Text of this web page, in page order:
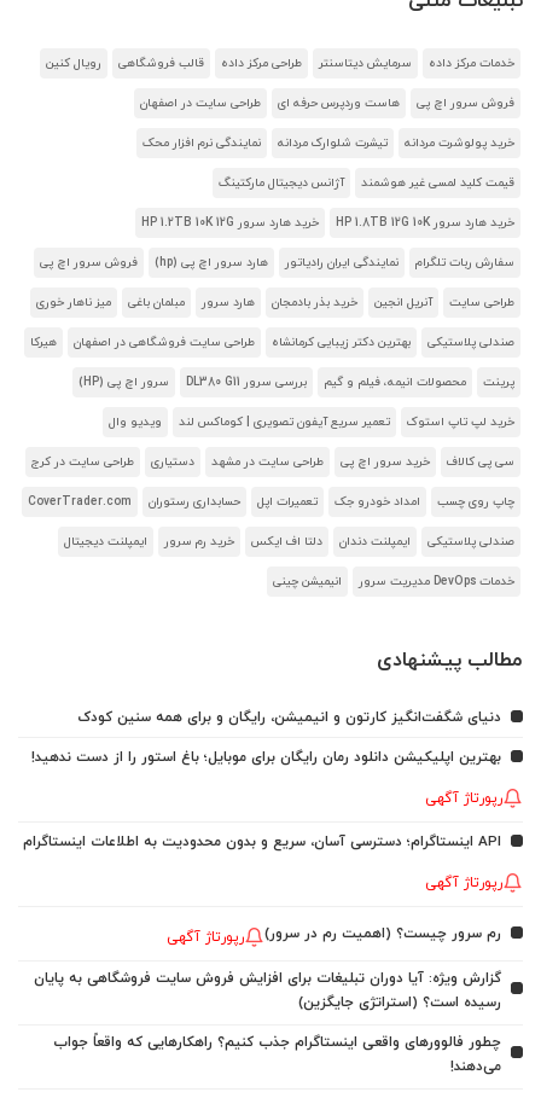
خدمات مرکز داده سرمایش دیتاسنتر طراحی مرکز داده قالب فروشگاهی رویال کنین
فروش سرور اچ پی هاست وردپرس حرفه ای طراحی سایت در اصفهان
خرید پولوشرت مردانه تیشرت شلوارک مردانه نمایندگی نرم افزار محک
قیمت کلید لمسی غیر هوشمند آژانس دیجیتال مارکتینگ
خرید هارد سرور HP 1.8TB 12G 10K خرید هارد سرور HP 1.2TB 10K 12G
سفارش ربات تلگرام نمایندگی ایران رادیاتور هارد سرور اچ پی (hp) فروش سرور اچ پی
طراحی سایت آنریل انجین خرید بذر بادمجان هارد سرور مبلمان باغی میز ناهار خوری
صندلی پلاستیکی بهترین دکتر زیبایی کرمانشاه طراحی سایت فروشگاهی در اصفهان هیرکا
پرینت محصولات انیمه، فیلم و گیم بررسی سرور DL380 G11 سرور اچ پی (HP)
خرید لپ تاپ استوک تعمیر سریع آیفون تصویری | کوماکس لند ویدیو وال
سی پی کالاف خرید سرور اچ پی طراحی سایت در مشهد دستیاری طراحی سایت در کرج
چاپ روی چسب امداد خودرو جک تعمیرات اپل حسابداری رستوران CoverTrader.com
صندلی پلاستیکی ایمپلنت دندان دلتا اف ایکس خرید رم سرور ایمپلنت دیجیتال
خدمات DevOps مدیریت سرور انیمیشن چینی
مطالب پیشنهادی
دنیای شگفت‌انگیز کارتون و انیمیشن، رایگان و برای همه سنین کودک
بهترین اپلیکیشن دانلود رمان رایگان برای موبایل؛ باغ استور را از دست ندهید!
رپورتاژ آگهی
API اینستاگرام؛ دسترسی آسان، سریع و بدون محدودیت به اطلاعات اینستاگرام
رپورتاژ آگهی
رم سرور چیست؟ (اهمیت رم در سرور) رپورتاژ آگهی
گزارش ویژه: آیا دوران تبلیغات برای افزایش فروش سایت فروشگاهی به پایان
رسیده است؟ (استراتژی جایگزین)
چطور فالوورهای واقعی اینستاگرام جذب کنیم؟ راهکارهایی که واقعاً جواب
می‌دهند!